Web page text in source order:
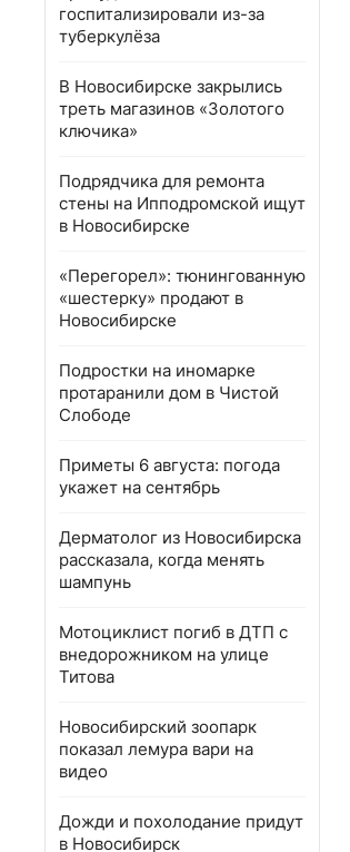
госпитализировали из-за
туберкулёза
В Новосибирске закрылись
треть магазинов «Золотого
ключика»
Подрядчика для ремонта
стены на Ипподромской ищут
в Новосибирске
«Перегорел»: тюнингованную
«шестерку» продают в
Новосибирске
Подростки на иномарке
протаранили дом в Чистой
Слободе
Приметы 6 августа: погода
укажет на сентябрь
Дерматолог из Новосибирска
рассказала, когда менять
шампунь
Мотоциклист погиб в ДТП с
внедорожником на улице
Титова
Новосибирский зоопарк
показал лемура вари на
видео
Дожди и похолодание придут
в Новосибирск